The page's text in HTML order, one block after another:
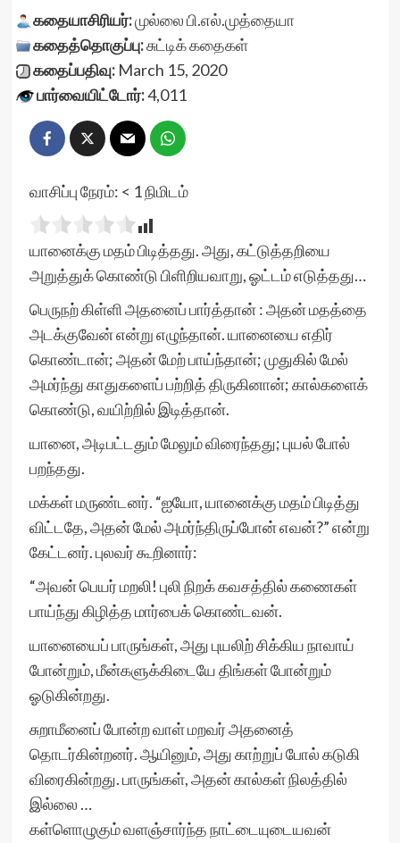
கதையாசிரியர்:முல்லை பி.எல்.முத்தையா
கதைத்தொகுப்பு:சுட்டிக் கதைகள்
கதைப்பதிவு:March 15, 2020
பார்வையிட்டோர்:4,011
வாசிப்பு நேரம்: < 1நிமிடம்
யானைக்கு மதம் பிடித்தது. அது, கட்டுத்தறியை
அறுத்துக் கொண்டு பிளிறியவாறு, ஓட்டம் எடுத்தது…
பெருநற் கிள்ளி அதனைப் பார்த்தான் : அதன் மதத்தை
அடக்குவேன் என்று எழுந்தான். யானையை எதிர்
கொண்டான்; அதன் மேற் பாய்ந்தான்; முதுகில் மேல்
அமர்ந்து காதுகளைப் பற்றித் திருகினான்; கால்களைக்
கொண்டு, வயிற்றில் இடித்தான்.
யானை, அடிபட்டதும் மேலும் விரைந்தது; புயல் போல்
பறந்தது.
மக்கள் மருண்டனர். “ஐயோ, யானைக்கு மதம் பிடித்து
விட்டதே, அதன் மேல் அமர்ந்திருப்போன் எவன்?” என்று
கேட்டனர். புலவர் கூறினார்:
“அவன் பெயர் மறலி! புலி நிறக் கவசத்தில் கணைகள்
பாய்ந்து கிழித்த மார்பைக் கொண்டவன்.
யானையைப் பாருங்கள், அது புயலிற் சிக்கிய நாவாய்
போன்றும், மீன்களுக்கிடையே திங்கள் போன்றும்
ஓடுகின்றது.
சுறாமீனைப் போன்ற வாள் மறவர் அதனைத்
தொடர்கின்றனர். ஆயினும், அது காற்றுப் போல் கடுகி
விரைகின்றது. பாருங்கள், அதன் கால்கள் நிலத்தில்
இல்லை …
கள்ளொழுகும் வளஞ்சார்ந்த நாட்டையுடையவன்